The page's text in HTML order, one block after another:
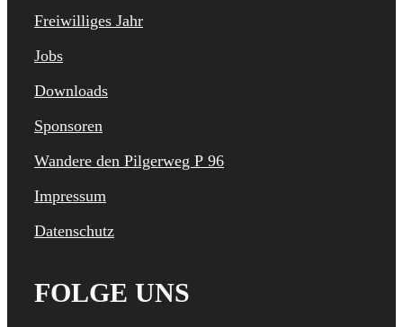
Freiwilliges Jahr
Jobs
Downloads
Sponsoren
Wandere den Pilgerweg P 96
Impressum
Datenschutz
FOLGE UNS